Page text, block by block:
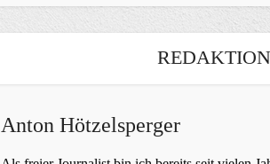
REDAKTION
Anton Hötzelsperger